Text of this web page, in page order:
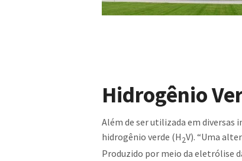
Hidrogênio
Além de ser utilizada em
hidrogênio verde (H2V). “Uma
Produzido por meio da eletrólise